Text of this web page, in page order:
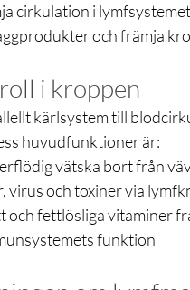
cirkulation i
och främja
i kroppen
kärlsystem till
huvudfunktioner är:
vätska bort från
virus och toxiner via
fettlösliga vitaminer
funktion